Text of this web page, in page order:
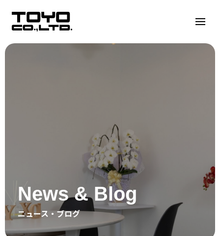
Warning:
Undefined
variable
$seo_h1
/home/toyocorp/toyo-
group.co.jp/public_html/wp/wp-
News & Blog
ニュース・ブログ